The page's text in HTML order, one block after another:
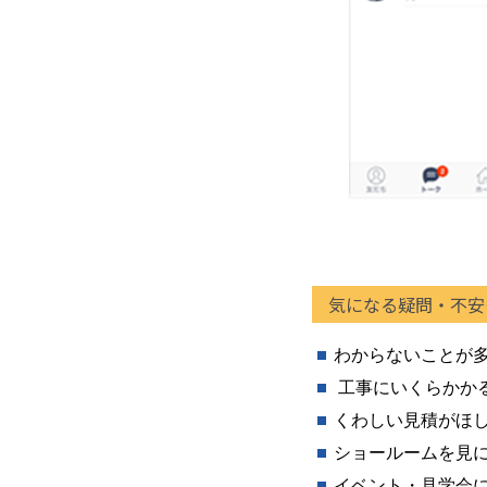
気になる疑問・不
わからないことが
工事にいくらかか
くわしい見積がほ
ショールームを見